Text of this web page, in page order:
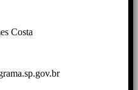
Costa